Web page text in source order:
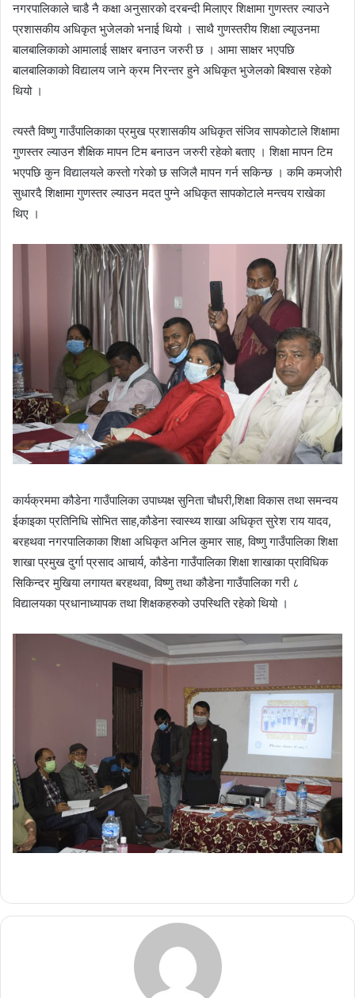
नगरपालिकाले चाडै नै कक्षा अनुसारको दरबन्दी मिलाएर शिक्षामा गुणस्तर ल्याउने
प्रशासकीय अधिकृत भुजेलको भनाई थियो । साथै गुणस्तरीय शिक्षा ल्याृउनमा
बालबालिकाको आमालाई साक्षर बनाउन जरुरी छ । आमा साक्षर भएपछि
बालबालिकाको विद्यालय जाने क्रम निरन्तर हुने अधिकृत भुजेलको बिश्वास रहेको
थियो ।
त्यस्तै विष्णु गाउँपालिकाका प्रमुख प्रशासकीय अधिकृत संजिव सापकोटाले शिक्षामा
गुणस्तर ल्याउन शैक्षिक मापन टिम बनाउन जरुरी रहेको बताए । शिक्षा मापन टिम
भएपछि कुन विद्यालयले कस्तो गरेको छ सजिलै मापन गर्न सकिन्छ । कमि कमजोरी
सुधारदै शिक्षामा गुणस्तर ल्याउन मदत पुग्ने अधिकृत सापकोटाले मन्त्वय राखेका
थिए ।
कार्यक्रममा कौडेना गाउँपालिका उपाध्यक्ष सुनिता चौधरी,शिक्षा विकास तथा समन्वय
ईकाइका प्रतिनिधि सोभित साह,कौडेना स्वास्थ्य शाखा अधिकृत सुरेश राय यादव,
बरहथवा नगरपालिकाका शिक्षा अधिकृत अनिल कुमार साह, विष्णु गाउँपालिका शिक्षा
शाखा प्रमुख दुर्गा प्रसाद आचार्य, कौडेना गाउँपालिका शिक्षा शाखाका प्राविधिक
सिकिन्दर मुखिया लगायत बरहथवा, विष्णु तथा कौडेना गाउँपालिका गरी ८
विद्यालयका प्रधानाध्यापक तथा शिक्षकहरुको उपस्थिति रहेको थियो ।